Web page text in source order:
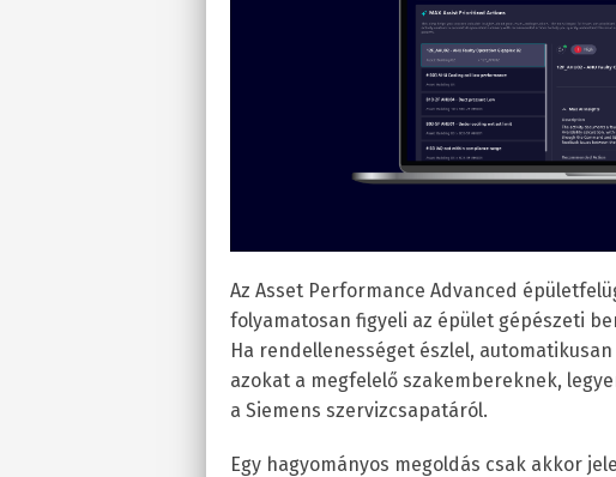
Az Asset Performance Advanced
folyamatosan figyeli az épület gépészeti
Ha rendellenességet észlel,
azokat a megfelelő szakembereknek,
a Siemens szervizcsapatáról.
Egy hagyományos megoldás csak akkor